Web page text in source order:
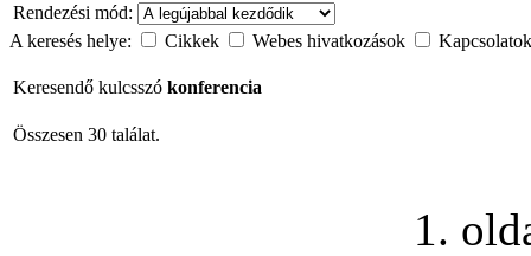
Rendezési mód:
A keresés helye:
Cikkek Webes hivatkozások
Keresendő kulcsszó konferencia
Összesen 30 találat.
1.